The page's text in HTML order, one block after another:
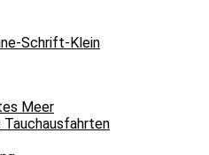
Meer
Tauchausfahrten
Alarm
Alarm